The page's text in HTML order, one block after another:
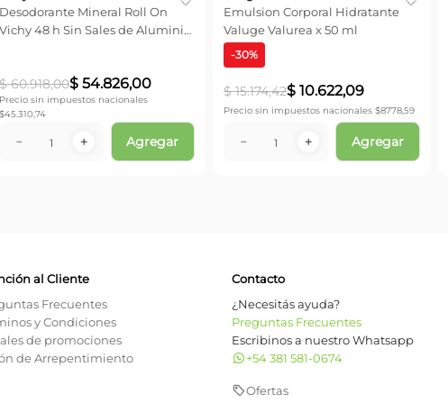
Desodorante Mineral Roll On
Vichy 48 h Sin Sales de Aluminio
60.918,00$ 54.826,00
Precio sin impuestos nacionales
$45.310,74
＋
－ Agregar
Emulsion Corporal Hidratante
Valuge Valurea x 50 ml
-30%
$ 15.174,42$ 10.622,09
Precio sin impuestos nacionales $8778,59
＋
－ Agregar
al Cliente
Frecuentes
y Condiciones
de promociones
de Arrepentimiento
Contacto
¿Necesitás ayuda?
Preguntas Frecuentes
Escribinos a nuestro Whatsapp
+54 381 581-0674
Ofertas